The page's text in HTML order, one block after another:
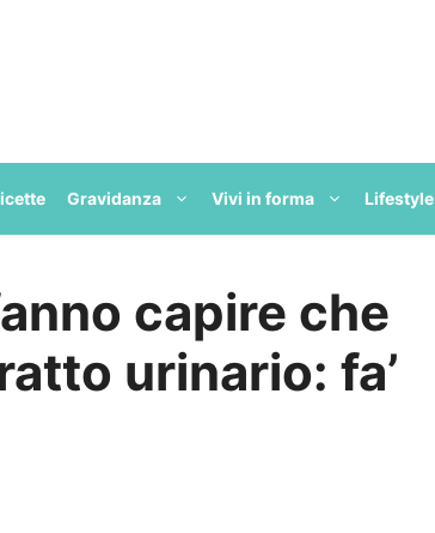
Gravidanza Vivi in forma Lifestyle
capire che
urinario: fa’